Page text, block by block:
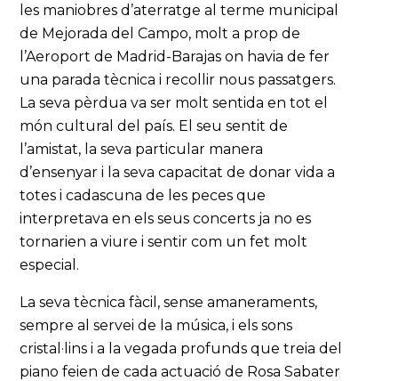
les maniobres d’aterratge al terme municipal
de Mejorada del Campo, molt a prop de
l’Aeroport de Madrid-Barajas on havia de fer
una parada tècnica i recollir nous passatgers.
La seva pèrdua va ser molt sentida en tot el
món cultural del país. El seu sentit de
l’amistat, la seva particular manera
d’ensenyar i la seva capacitat de donar vida a
totes i cadascuna de les peces que
interpretava en els seus concerts ja no es
tornarien a viure i sentir com un fet molt
especial.
La seva tècnica fàcil, sense amaneraments,
sempre al servei de la música, i els sons
cristal·lins i a la vegada profunds que treia del
piano feien de cada actuació de Rosa Sabater